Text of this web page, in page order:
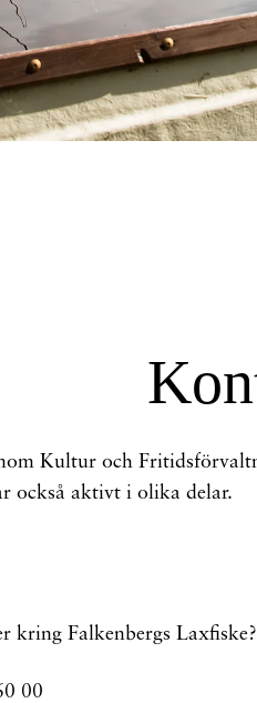
Kultur och
också aktivt i olika delar.
kring Falkenbergs Laxfiske?
00